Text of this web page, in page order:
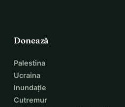
Donează
Palestina
Ucraina
Inundație
Cutremur